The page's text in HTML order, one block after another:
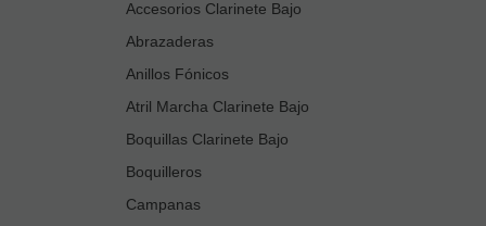
Accesorios Clarinete Bajo
Abrazaderas
Anillos Fónicos
Atril Marcha Clarinete Bajo
Boquillas Clarinete Bajo
Boquilleros
Campanas